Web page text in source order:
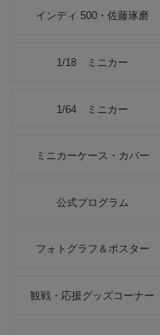
インディ 500・佐藤琢磨
1/18 ミニカー
1/64 ミニカー
ミニカーケース・カバー
公式プログラム
フォトグラフ＆ポスター
観戦・応援グッズコーナー